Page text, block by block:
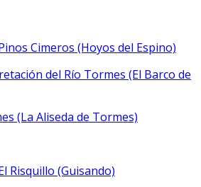
Cimeros (Hoyos del Espino)
del Río Tormes (El Barco de
(La Aliseda de Tormes)
Risquillo (Guisando)